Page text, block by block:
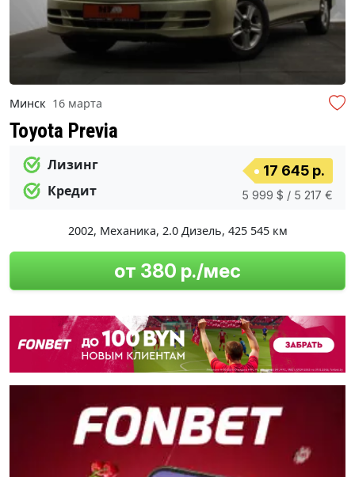
Минск 16 марта
Toyota Previa
Лизинг
Кредит
17 645 р.
5 999 $ / 5 217 €
2002, Механика, 2.0 Дизель, 425 545 км
от 380 р./мес